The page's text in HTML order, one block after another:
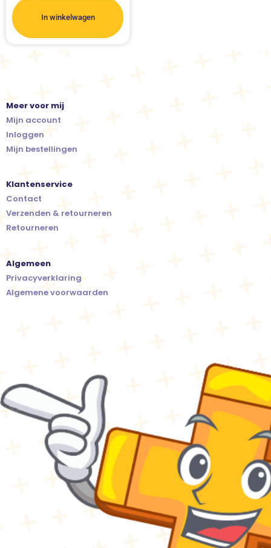
In winkelwagen
Meer voor mij
Mijn account
Inloggen
Mijn bestellingen
Klantenservice
Contact
Verzenden & retourneren
Retourneren
Algemeen
Privacyverklaring
Algemene voorwaarden